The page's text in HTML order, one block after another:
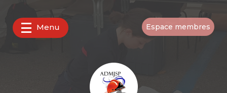
Menu Espace membres